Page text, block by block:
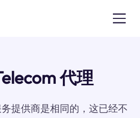
代理
提供商是相同的，这已经不